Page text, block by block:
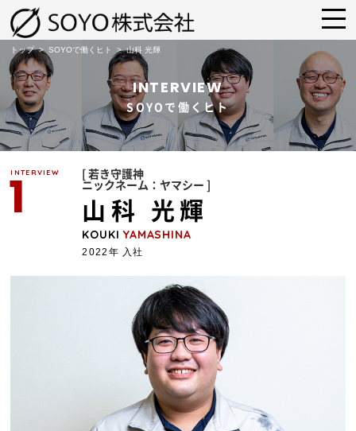
トップ>SOYOで働くヒト >山科 光輝
INTERVIEW
SOYOで働くヒト
INTERVIEW
1
[ 若き守護神
ニックネーム：ヤマシー ]
山科 光輝
KOUKIYAMASHINA
2022年 入社